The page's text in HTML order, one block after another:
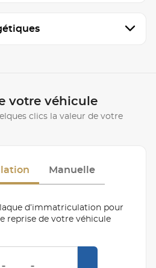
votre véhicule
clics la valeur de votre
Manuelle
d’immatriculation pour
reprise de votre véhicule